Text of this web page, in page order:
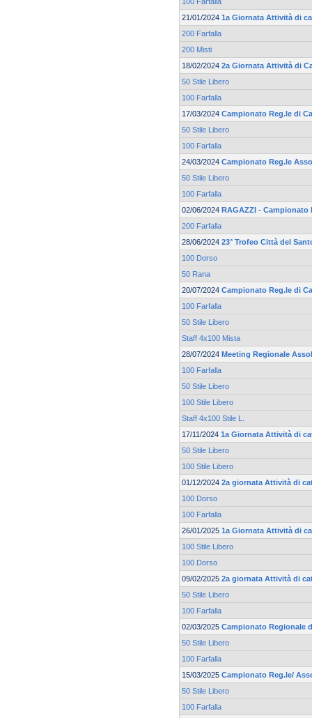
21/01/2024 1a Giornata Attività di
200 Farfalla
200 Misti
18/02/2024 2a Giornata Attività di
50 Stile Libero
100 Farfalla
17/03/2024 Campionato Reg.le di
50 Stile Libero
100 Farfalla
24/03/2024 Campionato Reg.le
50 Stile Libero
100 Farfalla
02/06/2024 RAGAZZI - Campionato
200 Farfalla
28/06/2024 23° Trofeo Città del
100 Dorso
50 Rana
20/07/2024 Campionato Reg.le di
100 Farfalla
50 Stile Libero
Staff 4x100 Mista
28/07/2024 Meeting Regionale
100 Farfalla
50 Stile Libero
100 Stile Libero
Staff 4x100 Stile L.
17/11/2024 1a Giornata Attività di
50 Stile Libero
100 Stile Libero
01/12/2024 2a giornata Attività di
100 Dorso
100 Farfalla
26/01/2025 1a Giornata Attività di
100 Stile Libero
100 Dorso
09/02/2025 2a giornata Attività di
50 Stile Libero
100 Farfalla
02/03/2025 Campionato Regionale
50 Stile Libero
100 Farfalla
15/03/2025 Campionato Reg.le/
50 Stile Libero
100 Farfalla